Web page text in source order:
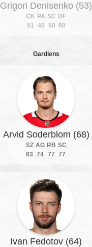
Grigori Denisenko (53)
CK PA SC DF
51 40 50 60
Gardiens
Arvid Soderblom (68)
SZ AG RB SC
83 74 77 77
Ivan Fedotov (64)